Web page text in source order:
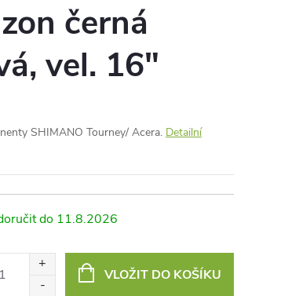
černá
vel. 16"
SHIMANO Tourney/ Acera. Detailní
11.8.2026
VLOŽIT DO KOŠÍKU